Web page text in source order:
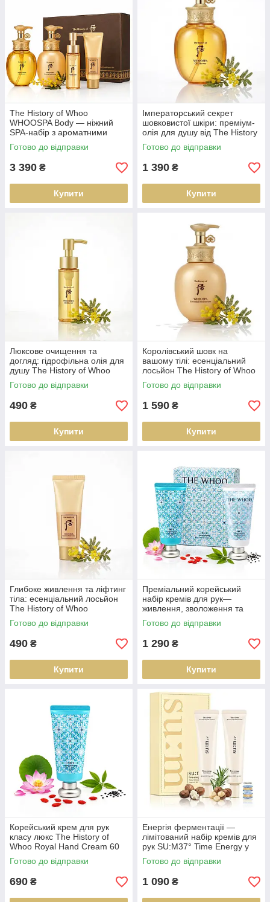
The History of Whoo
WHOOSPA Body — ніжний
SPA-набір з ароматними
олією та лосьйон-есенцією
для душу з шовковистим
Готово до відправки
3 390 ₴
Купити
Імператорський секрет
шовковистої шкіри: преміум-
олія для душу від The History
of Whoo WHOOSPA Oil
Shower 220 ml
Готово до відправки
1 390 ₴
Купити
Люксове очищення та
догляд: гідрофільна олія для
душу The History of Whoo
WHOOSPA Oil Shower 50 ml
Готово до відправки
490 ₴
Купити
Королівський шовк на
вашому тілі: есенціальний
лосьйон The History of Whoo
WHOOSPA Essential
Moisturizer 220 ml
Готово до відправки
1 590 ₴
Купити
Глибоке живлення та ліфтинг
тіла: есенціальний лосьйон
The History of Whoo
WHOOSPA Essential
Moisturizer 40 ml
Готово до відправки
490 ₴
Купити
Преміальний корейський
набір кремів для рук—
живлення, зволоження та
захист The History of Whoo
Gongjinhyang Royal Hand
Готово до відправки
1 290 ₴
Купити
Корейський крем для рук
класу люкс The History of
Whoo Royal Hand Cream 60
ml— інтенсивне живлення та
комфорт
Готово до відправки
690 ₴
Енергія ферментації —
лімітований набір кремів для
рук SU:M37° Time Energy у
наборі 60 мл + 60 мл
Готово до відправки
1 090 ₴